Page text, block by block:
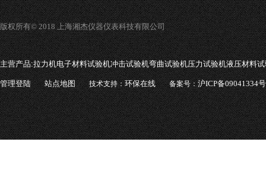
版权所有© 2018 上海湘杰仪器仪表科技有限公司
主营产品:拉力机电子材料试验机冲击试验机弯曲试验机压力试验机液压材料
管理登陆 站点地图 技术支持：环保在线 备案号：沪ICP备09041334